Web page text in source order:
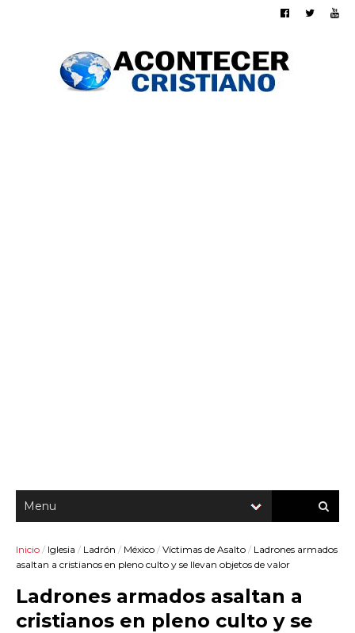
Inicio / Iglesia / Ladrón / México / Víctimas de Asalto / Ladrones armados
asaltan a cristianos en pleno culto y se llevan objetos de valor
Ladrones armados asaltan a
cristianos en pleno culto y se